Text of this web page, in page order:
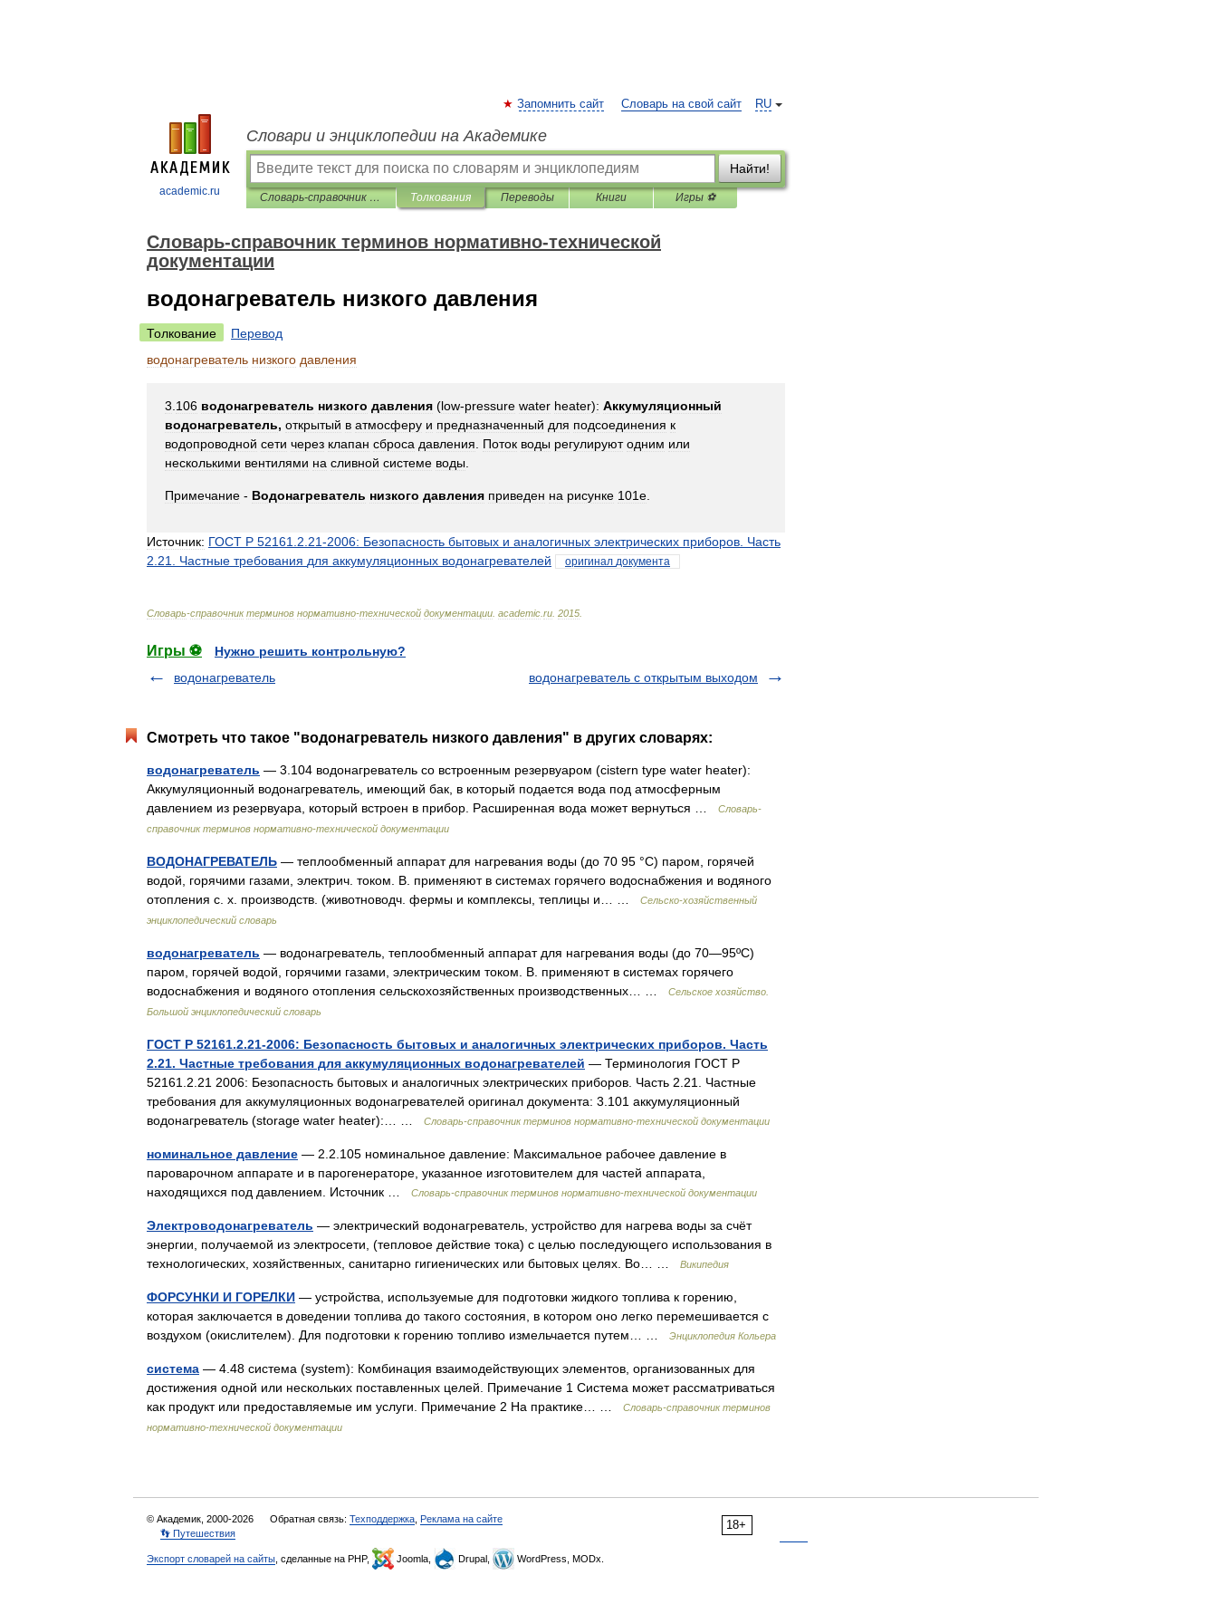
academic.ru
RU
Запомнить сайт Словарь на свой сайт
Словари и энциклопедии на Академике
Найти!
Словарь-справочник терминов нормативно-технической документации Толкования Переводы Книги Игры ⚽
Словарь-справочник терминов нормативно-технической
документации
водонагреватель низкого давления
Толкование
Перевод
водонагреватель низкого давления
3 106 водонагреватель низкого давления (low-pressure water heater): Аккумуляционный
водонагреватель, открытый в атмосферу и предназначенный для подсоединения к
водопроводной сети через клапан сброса давления Поток воды регулируют одним или
несколькими вентилями на сливной системе воды
Примечание - Водонагреватель низкого давления приведен на рисунке 101е
Источник: ГОСТ Р 52161 2 21-2006: Безопасность бытовых и аналогичных электрических приборов Часть
2 21 Частные требования для аккумуляционных водонагревателей оригинал документа
Словарь-справочник терминов нормативно-технической документации academic ru 2015
Игры ⚽
Нужно решить контрольную?
водонагреватель
водонагреватель с открытым выходом
Смотреть что такое "водонагреватель низкого давления" в других словарях:
водонагреватель — 3.104 водонагреватель со встроенным резервуаром (cistern type water heater):
Аккумуляционный водонагреватель, имеющий бак, в который подается вода под атмосферным
давлением из резервуара, который встроен в прибор. Расширенная вода может вернуться …
Словарь-
справочник терминов нормативно-технической документации
ВОДОНАГРЕВАТЕЛЬ — теплообменный аппарат для нагревания воды (до 70 95 °С) паром, горячей
водой, горячими газами, электрич. током. В. применяют в системах горячего водоснабжения и водяного
отопления с. х. производств. (животноводч. фермы и комплексы, теплицы и… …
Сельско-хозяйственный
энциклопедический словарь
водонагреватель — водонагреватель, теплообменный аппарат для нагревания воды (до 70—95ºC)
паром, горячей водой, горячими газами, электрическим током. В. применяют в системах горячего
водоснабжения и водяного отопления сельскохозяйственных производственных… …
Сельское хозяйство.
Большой энциклопедический словарь
ГОСТ Р 52161.2.21-2006: Безопасность бытовых и аналогичных электрических приборов. Часть
2.21. Частные требования для аккумуляционных водонагревателей — Терминология ГОСТ Р
52161.2.21 2006: Безопасность бытовых и аналогичных электрических приборов. Часть 2.21. Частные
требования для аккумуляционных водонагревателей оригинал документа: 3.101 аккумуляционный
водонагреватель (storage water heater):… …
Словарь-справочник терминов нормативно-технической документации
номинальное давление — 2.2.105 номинальное давление: Максимальное рабочее давление в
пароварочном аппарате и в парогенераторе, указанное изготовителем для частей аппарата,
находящихся под давлением. Источник …
Словарь-справочник терминов нормативно-технической документации
Электроводонагреватель — электрический водонагреватель, устройство для нагрева воды за счёт
энергии, получаемой из электросети, (тепловое действие тока) с целью последующего использования в
технологических, хозяйственных, санитарно гигиенических или бытовых целях. Во… …
Википедия
ФОРСУНКИ И ГОРЕЛКИ — устройства, используемые для подготовки жидкого топлива к горению,
которая заключается в доведении топлива до такого состояния, в котором оно легко перемешивается с
воздухом (окислителем). Для подготовки к горению топливо измельчается путем… …
Энциклопедия Кольера
система — 4.48 система (system): Комбинация взаимодействующих элементов, организованных для
достижения одной или нескольких поставленных целей. Примечание 1 Система может рассматриваться
как продукт или предоставляемые им услуги. Примечание 2 На практике… …
Словарь-справочник терминов
нормативно-технической документации
18+
© Академик, 2000-2026 Обратная связь: Техподдержка Реклама на сайте
👣 Путешествия
Экспорт словарей на сайты , сделанные на PHP, Joomla, Drupal, WordPress, MODx.